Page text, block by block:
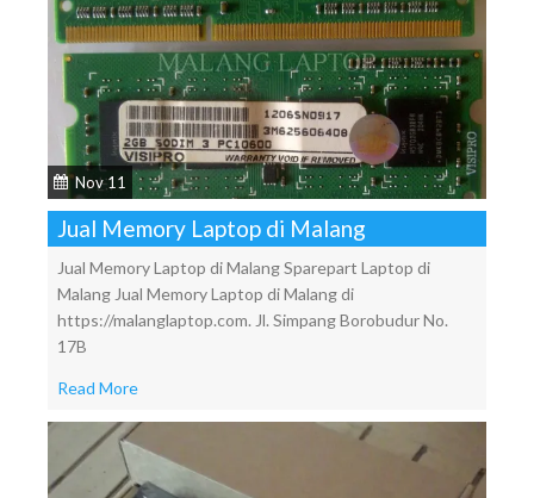
Nov 11
Jual Memory Laptop di Malang
Jual Memory Laptop di Malang Sparepart Laptop di
Malang Jual Memory Laptop di Malang di
https://malanglaptop.com. Jl. Simpang Borobudur No.
17B
Read More